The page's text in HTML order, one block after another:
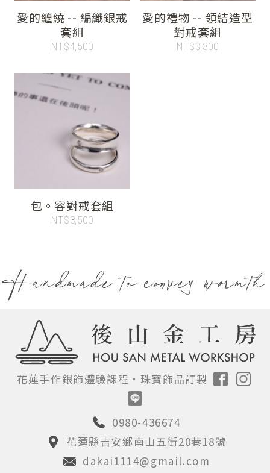
愛的纏繞 -- 編織銀戒
套組
NT$4,500
愛的禮物 -- 領結造型
對戒套組
NT$3,300
包。容對戒套組
NT$3,500
花蓮手作銀飾體驗課程‧ 珠寶飾品訂製
0980-436674
花蓮縣吉安鄉南山五街20巷18號
dakai1114@gmail.com